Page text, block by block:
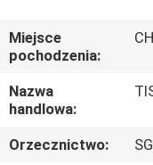
WYCIECZKA
PO
FABRYCE
Miejsce
pochodzenia:
Nazwa
handlowa:
Orzecznictwo: